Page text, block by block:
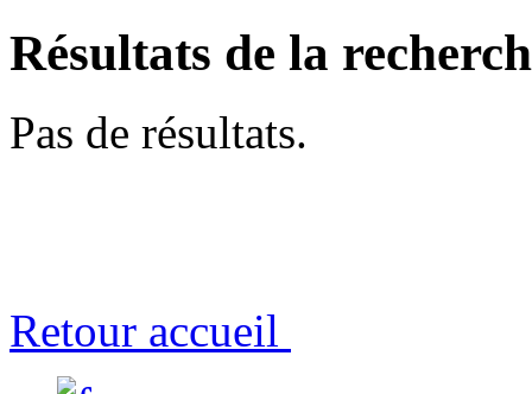
Résultats de la
Pas de résultats.
Retour accueil